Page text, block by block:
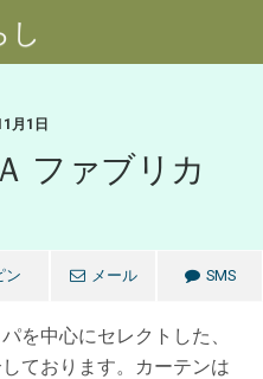
し
月1日
ファブリカ
ン メール SMS
を中心にセレクトした、
ております。カーテンは